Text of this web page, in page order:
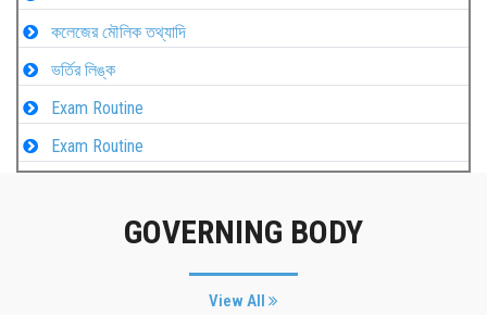
কলেজের মৌলিক তথ্যাদি
ভর্তির লিঙ্ক
Exam Routine
Exam Routine
GOVERNING BODY
View All